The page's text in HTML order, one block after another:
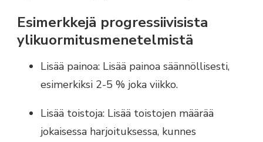
Esimerkkejä progressiivisista
ylikuormitusmenetelmistä
Lisää painoa: Lisää painoa säännöllisesti,
esimerkiksi 2-5 % joka viikko.
Lisää toistoja: Lisää toistojen määrää
jokaisessa harjoituksessa, kunnes